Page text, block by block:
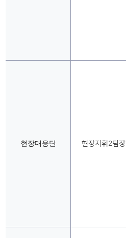
현장대응단 현장지휘2팀장